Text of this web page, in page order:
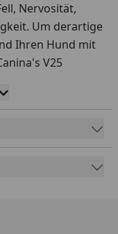
Nervosität,
Um derartige
Ihren Hund mit
V25
und